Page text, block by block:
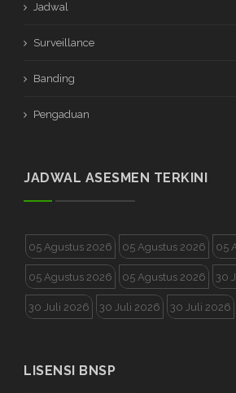
Jadwal
Surveillance
Banding
Pengaduan
JADWAL ASESMEN TERKINI
05 Agustus 2026 05 Agustus 2026 05
05 Agustus 2026 05 Agustus 2026 30
30 Juli 2026 30 Juli 2026 30 Juli 2026
LISENSI BNSP